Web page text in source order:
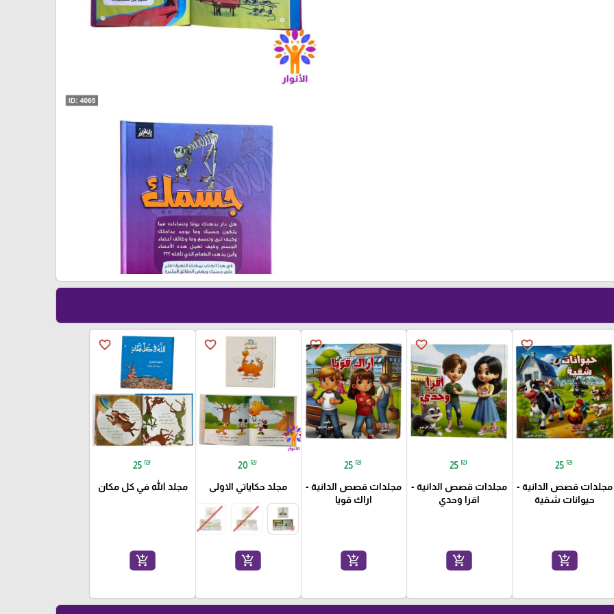
favorite_border
25 ₪
مجلدات قصص الدانية -
حيوانات شقية
add_shopping_cart
favorite_border
25 ₪
مجلدات قصص الدانية -
اقرا وحدي
add_shopping_cart
favorite_border
25 ₪
مجلدات قصص الدانية -
اراك قويا
add_shopping_cart
favorite_border
20 ₪
مجلد حكاياتي الاولى
add_shopping_cart
favorite_border
25 ₪
مجلد الله في كل مكان
add_shopping_cart